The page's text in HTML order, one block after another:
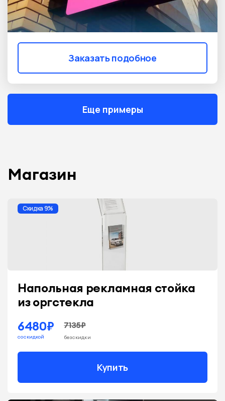
Заказать подобное
Еще примеры
Магазин
Скидка 9%
Напольная рекламная стойка
из оргстекла
6480₽
со скидкой
7135₽
без скидки
Купить